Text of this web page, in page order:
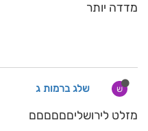
מדדה יותר
ש שלג ברמות ג
מזלט לירושליםםםםםם